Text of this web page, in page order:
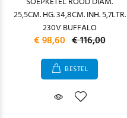
25,5CM. HG. 34,8CM. INH. 5,7LTR.
230V BUFFALO
€ 98,60 € 116,00
BESTEL